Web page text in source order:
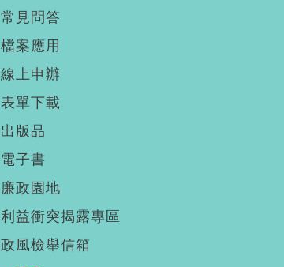
常見問答
檔案應用
線上申辦
表單下載
出版品
電子書
廉政園地
利益衝突揭露專區
政風檢舉信箱